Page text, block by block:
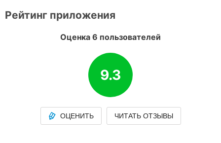
Рейтинг приложения
Оценка 6 пользователей
9.3
ОЦЕНИТЬ ЧИТАТЬ ОТЗЫВЫ